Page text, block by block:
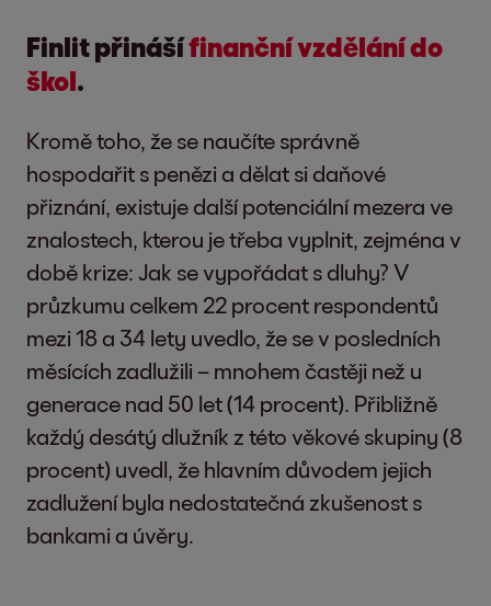
Finlit přinášífinanční vzdělání do
škol.
Kromě toho, že se naučíte správně
hospodařit s penězi a dělat si daňové
přiznání, existuje další potenciální mezera ve
znalostech, kterou je třeba vyplnit, zejména v
době krize: Jak se vypořádat s dluhy? V
průzkumu celkem 22 procent respondentů
mezi 18 a 34 lety uvedlo, že se v posledních
měsících zadlužili – mnohem častěji než u
generace nad 50 let (14 procent). Přibližně
každý desátý dlužník z této věkové skupiny (8
procent) uvedl, že hlavním důvodem jejich
zadlužení byla nedostatečná zkušenost s
bankami a úvěry.